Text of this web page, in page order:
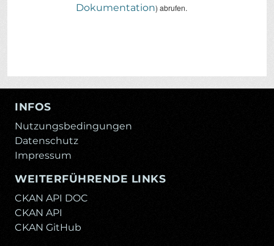
Dokumentation) abrufen.
INFOS
Nutzungsbedingungen
Datenschutz
Impressum
WEITERFÜHRENDE LINKS
CKAN API DOC
CKAN API
CKAN GitHub